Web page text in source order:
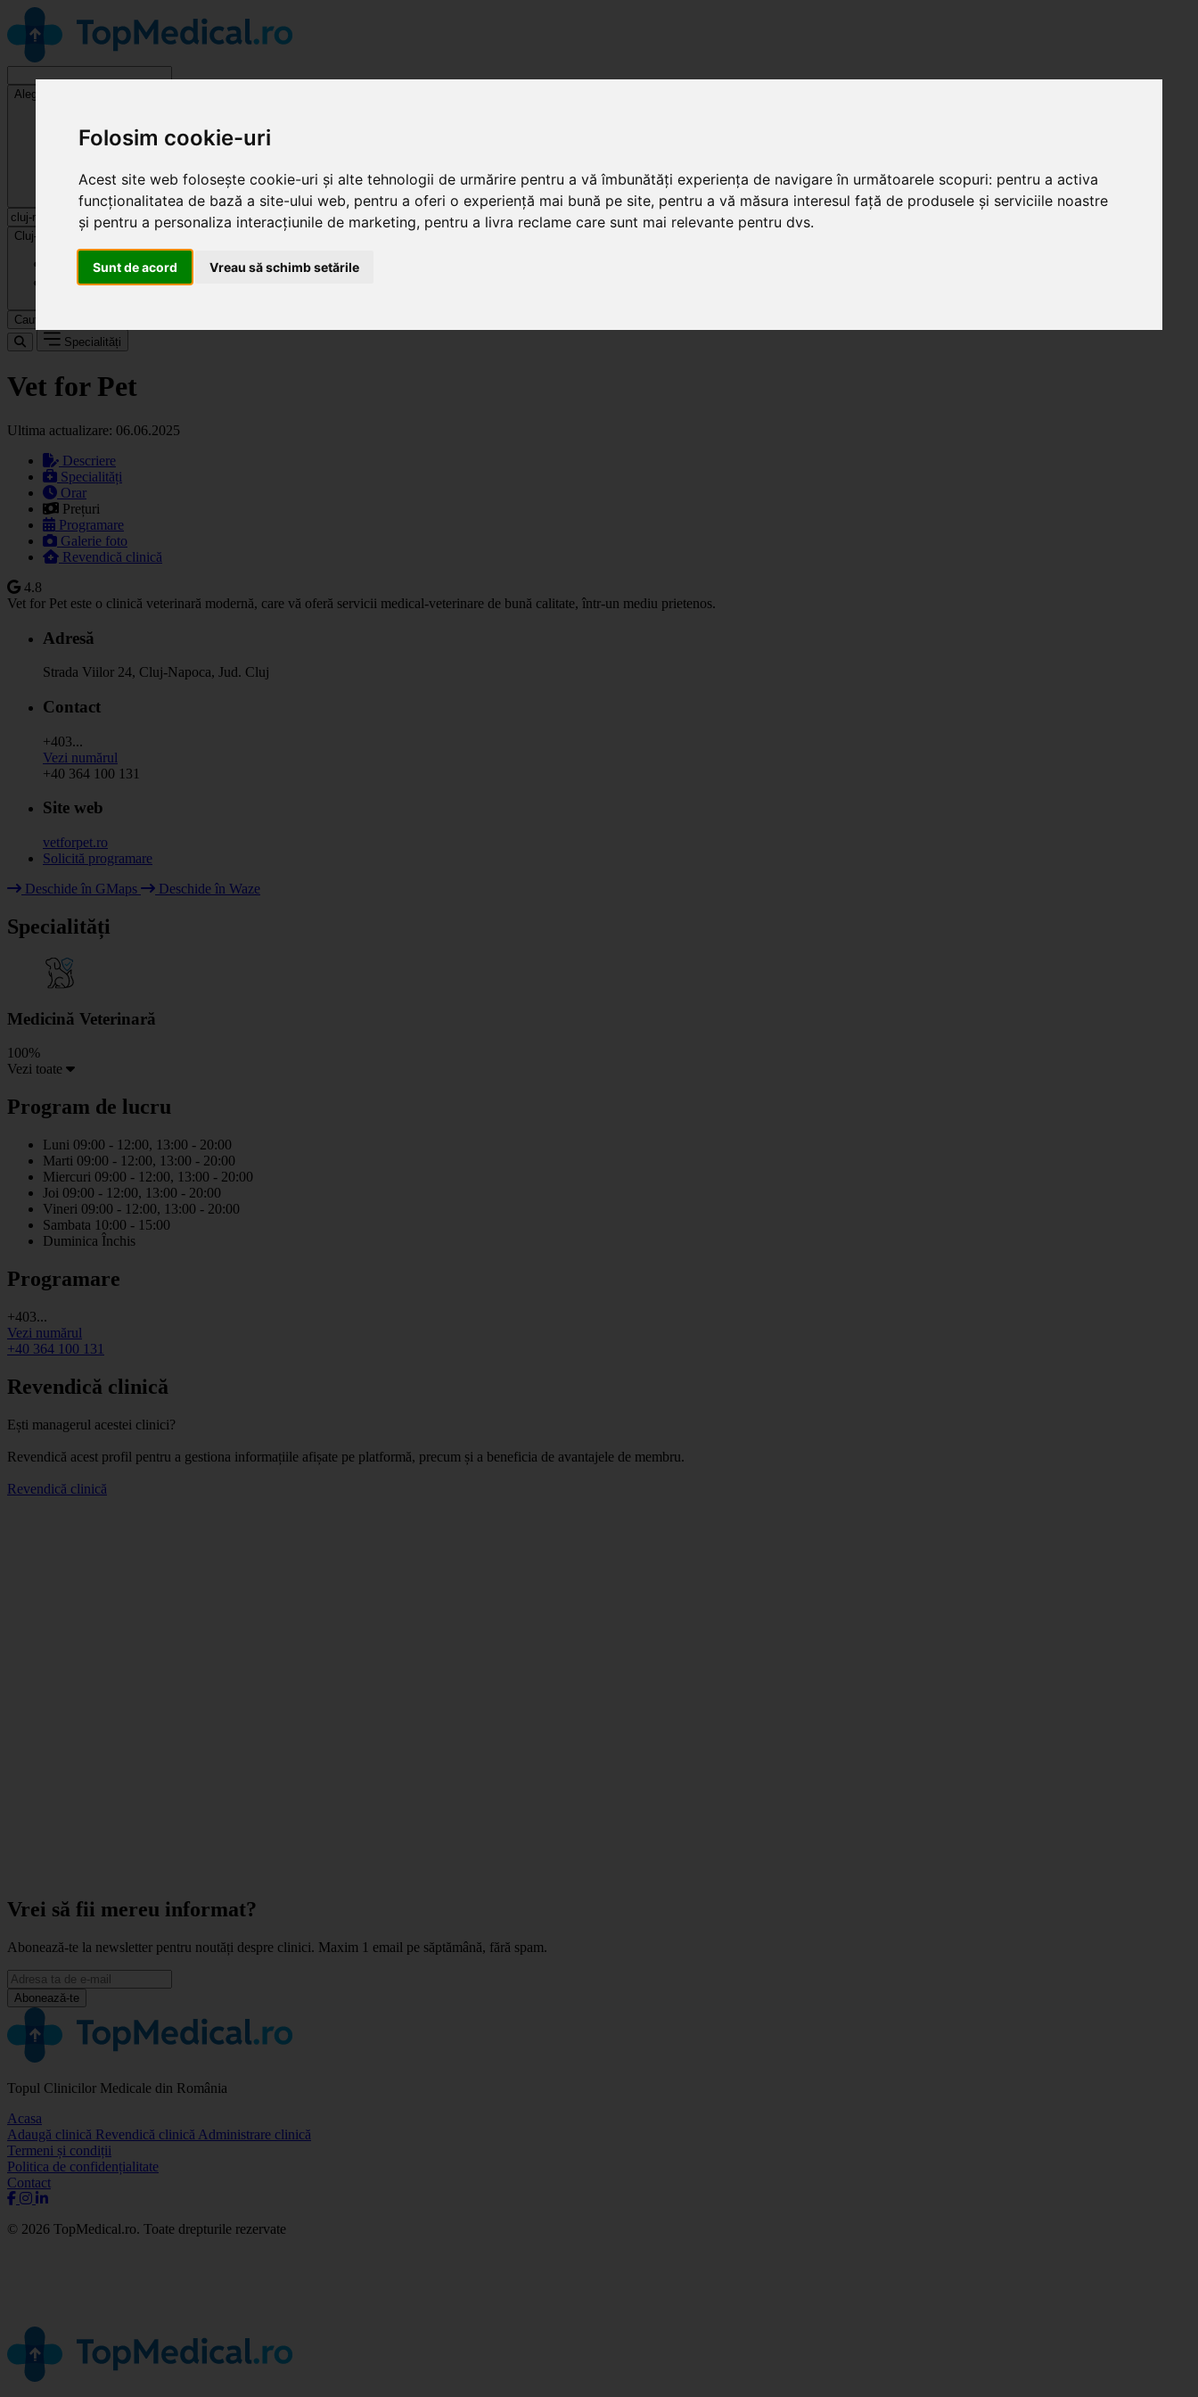
Folosim cookie-uri
Acest site web folosește cookie-uri și alte tehnologii de urmărire pentru a vă îmbunătăți experiența de navigare în următoarele scopuri: pentru a activa
funcționalitatea de bază a site-ului web, pentru a oferi o experiență mai bună pe site, pentru a vă măsura interesul față de produsele și serviciile noastre
și pentru a personaliza interacțiunile de marketing, pentru a livra reclame care sunt mai relevante pentru dvs.
Sunt de acord Vreau să schimb setările
Alege o specialitate
Cluj-Napoca
Caută
Specialități
Vet for Pet
Ultima actualizare: 06.06.2025
Descriere
Specialități
Orar
Prețuri
Programare
Galerie foto
Revendică clinică
4.8
Vet for Pet este o clinică veterinară modernă, care vă oferă servicii medical-veterinare de bună calitate, într-un mediu prietenos.
Adresă
Strada Viilor 24, Cluj-Napoca, Jud. Cluj
Contact
+403...
Vezi numărul
+40 364 100 131
Site web
vetforpet.ro
Solicită programare
−
Deschide în GMaps
Deschide în Waze
Specialități
Medicină Veterinară
100%
Vezi toate
Program de lucru
Luni 09:00 - 12:00, 13:00 - 20:00
Marti 09:00 - 12:00, 13:00 - 20:00
Miercuri 09:00 - 12:00, 13:00 - 20:00
Joi 09:00 - 12:00, 13:00 - 20:00
Vineri 09:00 - 12:00, 13:00 - 20:00
Sambata 10:00 - 15:00
Duminica Închis
Programare
+403...
Vezi numărul
+40 364 100 131
Revendică clinică
Ești managerul acestei clinici?
Revendică acest profil pentru a gestiona informațiile afișate pe platformă, precum și a beneficia de avantajele de membru.
Revendică clinică
Vrei să fii mereu informat?
Abonează-te la newsletter pentru noutăți despre clinici. Maxim 1 email pe săptămână, fără spam.
Abonează-te
Topul Clinicilor Medicale din România
Acasa
Adaugă clinică Revendică clinică Administrare clinică
Termeni și condiții
Politica de confidențialitate
Contact
© 2026 TopMedical.ro. Toate drepturile rezervate